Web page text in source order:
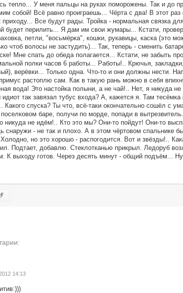
тепло... У меня пальцы на руках поморожены. Так и до
собой! Всё равно проиграешь... Чёрта с два! В этот
приходу... Все будут рады. Тройка - нормальная связка
будет перилить... Я дам им свои жумары... Кстати,
петли, "восьмёрка", кошки, рукавицы, каска (это
чтоб волосы не застудить)... Так, теперь - сменить
Мне спать до обеда полагается... Кстати, не забыть
полки часов 6 работы... Работы!.. Крючья,
верёвки... Только одна. Что-то и они должны нести.
растоплю сам. Как в такую рань можно в себя
вода! Это настойка полыни, а не чай!.. Нет, я никуда
идиот так завязал тубус входа? А, кажется я. Там
Какого спуска? Ты что, всё-таки окончательно сошёл с
баре, получи по морде, попади в
никуда не идём!.. Кто это мы? Они-то пойдут! Они-то
снаружи - не так и плохо. А в этом чёртовом спальнике
но это хорошо - распогодится. Вот и звёзды!..
Подтает, добавлю. Стеклотканью прикрыл. Ледоруб
К выходу готов. Через десять минут - общий подъём...
14:13